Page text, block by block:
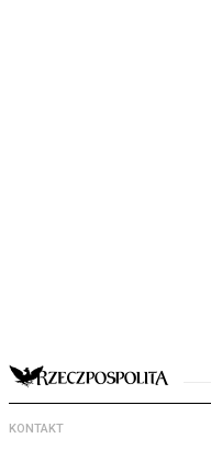
KONTAKT